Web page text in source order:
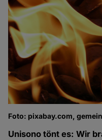
Foto: pixabay.com,
Unisono tönt es: Wir